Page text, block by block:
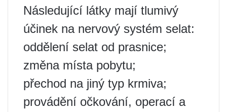
Následující látky mají tlumivý
účinek na nervový systém selat:
oddělení selat od prasnice;
změna místa pobytu;
přechod na jiný typ krmiva;
provádění očkování, operací a